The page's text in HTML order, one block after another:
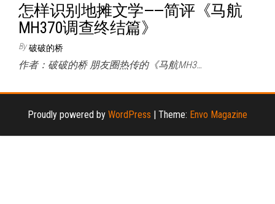
怎样识别地摊文学——简评《马航
MH370调查终结篇》
By 破破的桥
作者：破破的桥 朋友圈热传的《马航MH3…
Proudly powered by WordPress | Theme: Envo Magazine